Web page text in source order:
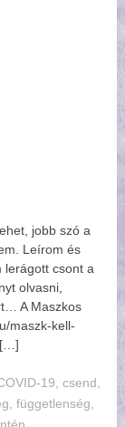
jobb szó a
Leírom és
lerágott csont a
olvasni,
A Maszkos
maszk-kell-
[…]
19,csend,
,függetlenség,